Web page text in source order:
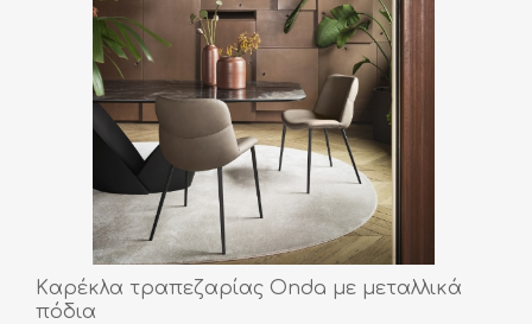
Kαρέκλα τραπεζαρίας Onda με μεταλλικά
πόδια